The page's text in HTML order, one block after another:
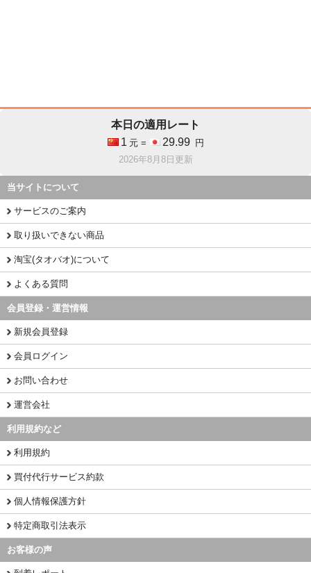
本日の適用レート
1 元 = 29.99
円
2026年8月8日更新
当サイトについて
サービスのご案内
取り扱いできない商品
淘宝(タオバオ)について
よくある質問
会員登録・運営情報
新規会員登録
会員ログイン
お問い合わせ
運営会社
利用規約など
利用規約
買付代行サービス約款
個人情報保護方針
特定商取引法表示
お客様の声